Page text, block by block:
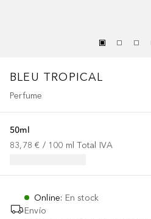
BLEU TROPICAL
Perfume
50ml
83,78 € / 100 ml Total IVA
Online: En stock
Envío